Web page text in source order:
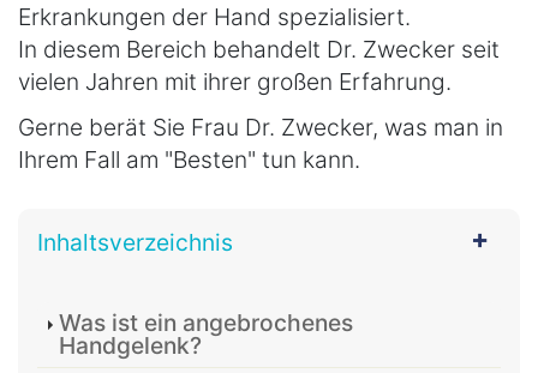
Erkrankungen der Hand spezialisiert.
In diesem Bereich behandelt Dr. Zwecker seit
vielen Jahren mit ihrer großen Erfahrung.
Gerne berät Sie Frau Dr. Zwecker, was man in
Ihrem Fall am "Besten" tun kann.
Inhaltsverzeichnis
Was ist ein angebrochenes
Handgelenk?